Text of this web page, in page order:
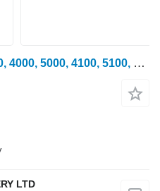
Глушитель Ford 2000, 3000, 4000, 5000, 4100, 5100, Genuine Silencer C7NN5230R для трактора колесного
LTD